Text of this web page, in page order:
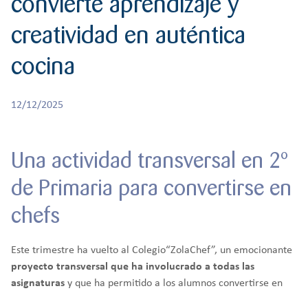
Orientación familiar
CREATIVIDAD
BACHILLERATO
creatividad en auténtica
cocina
12/12/2025
Una actividad transversal en 2º
de Primaria para convertirse en
chefs
Este trimestre ha vuelto al Colegio“ZolaChef”, un emocionante
proyecto transversal que ha involucrado a todas las
asignaturas y que ha permitido a los alumnos convertirse en